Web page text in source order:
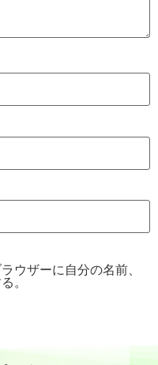
ウザーに自分の名前、
。